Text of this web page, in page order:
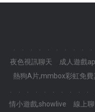
夜色視訊聊天
成人遊戲
熱狗A片,mmbox彩虹免
情小遊戲,showlive
線上